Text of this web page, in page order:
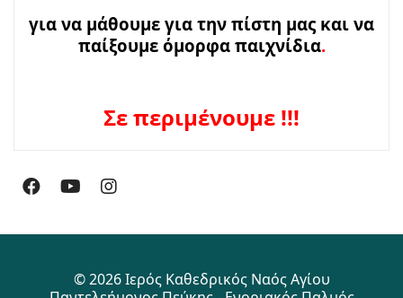
για να μάθουμε για την πίστη μας και να
παίξουμε όμορφα παιχνίδια.
Σε περιμένουμε !!!
© 2026 Ιερός Καθεδρικός Ναός Αγίου